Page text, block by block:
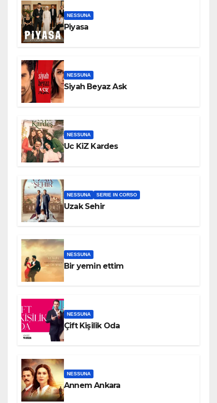
NESSUNA
Piyasa
NESSUNA
Siyah Beyaz Ask
NESSUNA
Uc KiZ Kardes
NESSUNA SERIE IN CORSO
Uzak Sehir
NESSUNA
Bir yemin ettim
NESSUNA
Çift Kişilik Oda
NESSUNA
Annem Ankara